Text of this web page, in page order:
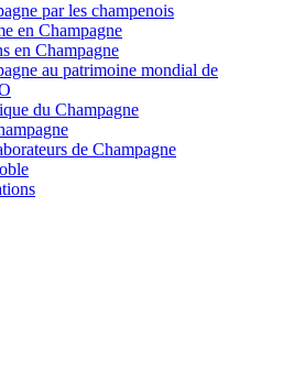
par les champenois
en Champagne
en Champagne
au patrimoine mondial de
du Champagne
de Champagne